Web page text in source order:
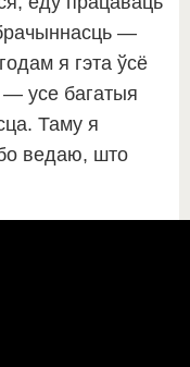
—
я гэта ўсё
усе багатыя
Таму я
ведаю, што